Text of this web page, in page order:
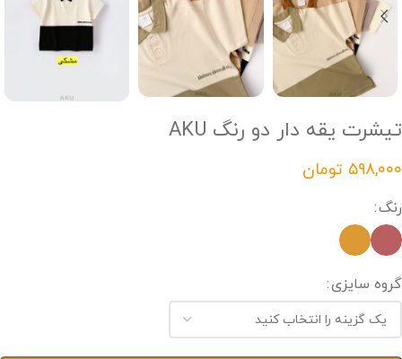
تیشرت یقه دار دو رنگ AKU
تومان
رنگ
گروه سایزی